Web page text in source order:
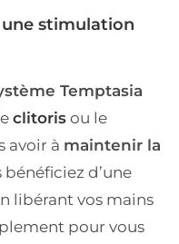
stimulation
Temptasia
clitoris ou le
avoir à maintenir la
bénéficiez d’une
libérant vos mains
pour vous